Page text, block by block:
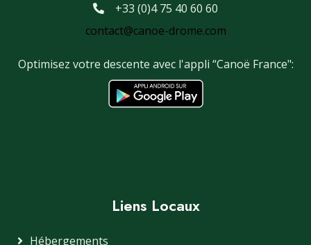
+33 (0)4 75 40 60 60
contact@canoe-drome.com
Optimisez votre descente avec l'appli “Canoë France":
Liens Locaux
Hébergements